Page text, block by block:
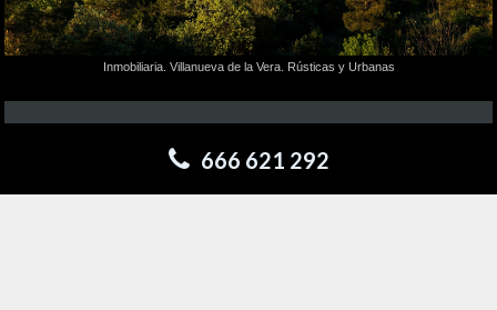
Inmobiliaria. Villanueva de la Vera. Rústicas y Urbanas
666 621 292